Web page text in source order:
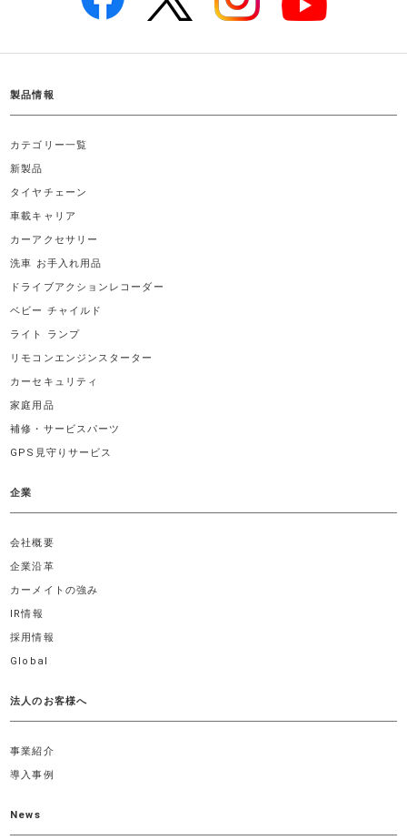
製品情報
カテゴリー一覧
新製品
タイヤチェーン
車載キャリア
カーアクセサリー
洗車 お手入れ用品
ドライブアクションレコーダー
ベビー チャイルド
ライト ランプ
リモコンエンジンスターター
カーセキュリティ
家庭用品
補修・サービスパーツ
GPS見守りサービス
企業
会社概要
企業沿革
カーメイトの強み
IR情報
採用情報
Global
法人のお客様へ
事業紹介
導入事例
News